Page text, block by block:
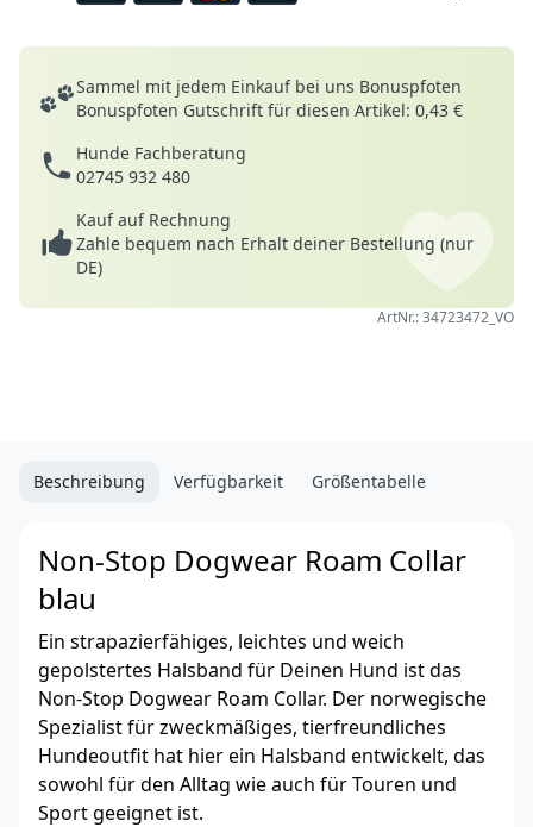
Deine Vorteile
Sammel mit jedem Einkauf bei uns Bonuspfoten
Bonuspfoten Gutschrift für diesen Artikel: 0,43 €
Hunde Fachberatung
02745 932 480
Kauf auf Rechnung
Zahle bequem nach Erhalt deiner Bestellung (nur
DE)
ArtNr.: 34723472_VO
Beschreibung Verfügbarkeit Größentabelle
Non-Stop Dogwear Roam Collar
blau
Ein strapazierfähiges, leichtes und weich
gepolstertes Halsband für Deinen Hund ist das
Non-Stop Dogwear Roam Collar. Der norwegische
Spezialist für zweckmäßiges, tierfreundliches
Hundeoutfit hat hier ein Halsband entwickelt, das
sowohl für den Alltag wie auch für Touren und
Sport geeignet ist.